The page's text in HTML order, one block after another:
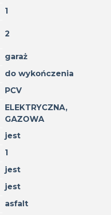
1
2
garaż
do wykończenia
PCV
ELEKTRYCZNA,
GAZOWA
jest
1
jest
jest
asfalt